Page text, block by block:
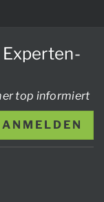
Experten-
top informiert